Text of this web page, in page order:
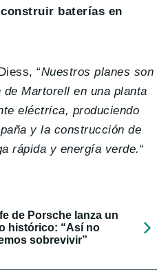
baterías en
“Nuestros planes son
Martorell en una planta
eléctrica, produciendo
y la construcción de
rápida y energía verde.“
de Porsche lanza un
histórico: “Así no
sobrevivir”